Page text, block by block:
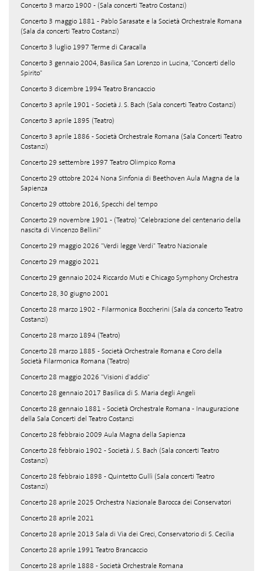
Concerto 3 marzo 1900 - (Sala concerti Teatro Costanzi)
Concerto 3 maggio 1881 - Pablo Sarasate e la Società Orchestrale Romana
(Sala da concerti Teatro Costanzi)
Concerto 3 luglio 1997 Terme di Caracalla
Concerto 3 gennaio 2004, Basilica San Lorenzo in Lucina, "Concerti dello
Spirito"
Concerto 3 dicembre 1994 Teatro Brancaccio
Concerto 3 aprile 1901 - Società J. S. Bach (Sala concerti Teatro Costanzi)
Concerto 3 aprile 1895 (Teatro)
Concerto 3 aprile 1886 - Società Orchestrale Romana (Sala Concerti Teatro
Costanzi)
Concerto 29 settembre 1997 Teatro Olimpico Roma
Concerto 29 ottobre 2024 Nona Sinfonia di Beethoven Aula Magna de la
Sapienza
Concerto 29 ottobre 2016, Specchi del tempo
Concerto 29 novembre 1901 - (Teatro) "Celebrazione del centenario della
nascita di Vincenzo Bellini"
Concerto 29 maggio 2026 "Verdi legge Verdi" Teatro Nazionale
Concerto 29 maggio 2021
Concerto 29 gennaio 2024 Riccardo Muti e Chicago Symphony Orchestra
Concerto 28, 30 giugno 2001
Concerto 28 marzo 1902 - Filarmonica Boccherini (Sala da concerto Teatro
Costanzi)
Concerto 28 marzo 1894 (Teatro)
Concerto 28 marzo 1885 - Società Orchestrale Romana e Coro della
Società Filarmonica Romana (Teatro)
Concerto 28 maggio 2026 "Visioni d'addio"
Concerto 28 gennaio 2017 Basilica di S. Maria degli Angeli
Concerto 28 gennaio 1881 - Società Orchestrale Romana - Inaugurazione
della Sala Concerti del Teatro Costanzi
Concerto 28 febbraio 2009 Aula Magna della Sapienza
Concerto 28 febbraio 1902 - Società J. S. Bach (Sala concerti Teatro
Costanzi)
Concerto 28 febbraio 1898 - Quintetto Gullì (Sala concerti Teatro
Costanzi)
Concerto 28 aprile 2025 Orchestra Nazionale Barocca dei Conservatori
Concerto 28 aprile 2021
Concerto 28 aprile 2013 Sala di Via dei Greci, Conservatorio di S. Cecilia
Concerto 28 aprile 1991 Teatro Brancaccio
Concerto 28 aprile 1888 - Società Orchestrale Romana